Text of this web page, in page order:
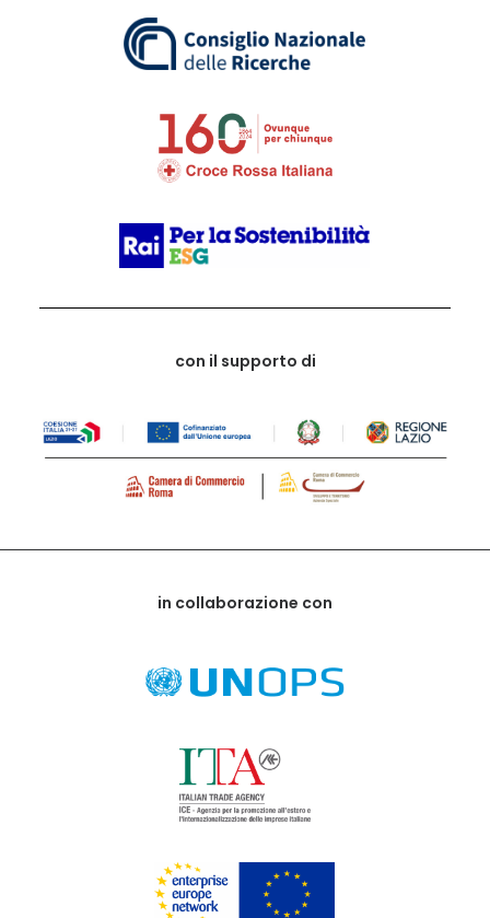
con il supporto di
in collaborazione con